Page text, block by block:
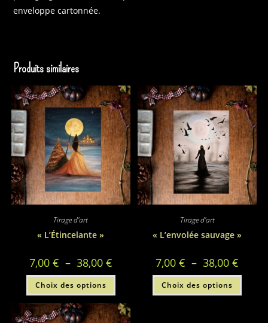
enveloppe cartonnée.
Produits similaires
Tirage d'art
« L’Étincelante »
7,00 € – 38,00 €Plage
de
prix :
à
38,00 €
Choix des options
Ce
a
plusieurs
variations.
Les
Tirage d'art
« L’envolée sauvage »
7,00€ – 38,00€
prix :
à
Choix des options
Ce
a